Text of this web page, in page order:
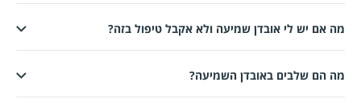
אם יש לי אובדן שמיעה ולא אקבל טיפול בזה?
הם שלבים באובדן השמיעה?